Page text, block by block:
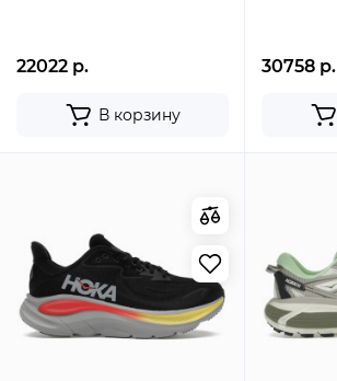
22022 р.
В корзину
30758 р.